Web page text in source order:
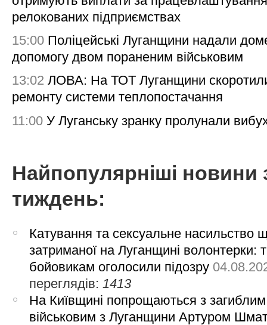
релокованих підприємствах
15:00 Поліцейські Луганщини надали
допомогу двом пораненим військовим
13:02 ЛОВА: На ТОТ Луганщини
ремонту системи теплопостачання
11:00 У Луганську зранку пролунали
Найпопулярніші новини
тиждень:
Катування та сексуальне насильство
затриманої на Луганщині волонтерки:
бойовикам оголосили підозру
переглядів: 1413
На Київщині попрощаються з загиблим
військовим з Луганщини Артуром